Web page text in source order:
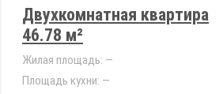
Двухкомнатная квартира
46.78 м²
Жилая площадь: —
Площадь кухни: —